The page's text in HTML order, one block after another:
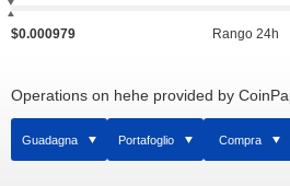
$0.000979 Rango 24h
Operations on hehe provided by
Guadagna Portafoglio Compra